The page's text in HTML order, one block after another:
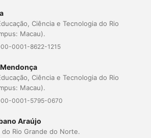
Ciência e Tecnologia do Rio
Macau).
0001-8622-1215
Ciência e Tecnologia do Rio
Macau).
0001-5795-0670
Araújo
Rio Grande do Norte.